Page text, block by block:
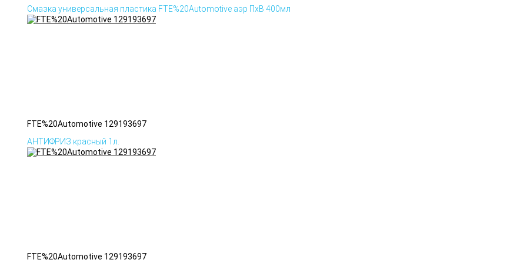
Смазка универсальная пластика FTE%20Automotive аэр ПхВ 400мл
FTE%20Automotive 129193697
АНТИФРИЗ красный 1л.
FTE%20Automotive 129193697